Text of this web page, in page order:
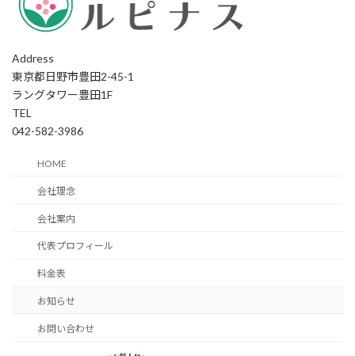
Address
東京都日野市豊田2-45-1
ラングタワー豊田1F
TEL
042-582-3986
HOME
会社理念
会社案内
代表プロフィール
料金表
お知らせ
お問い合わせ